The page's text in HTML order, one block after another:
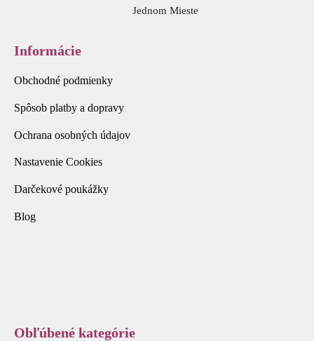
Jednom Mieste
Informácie
Obchodné podmienky
Spôsob platby a dopravy
Ochrana osobných údajov
Nastavenie Cookies
Darčekové poukážky
Blog
Obľúbené kategórie